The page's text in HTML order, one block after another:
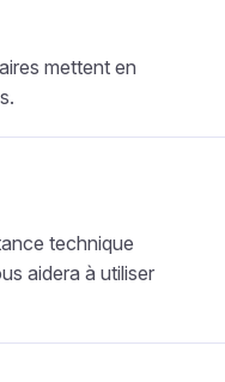
mettent en
technique
aidera à utiliser